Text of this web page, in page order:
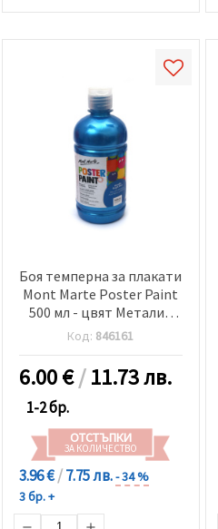
Боя темперна за плакати
Mont Marte Poster Paint
500 мл - цвят Металик
синьо ярко
Код: 846161
6.00€/11.73 лв.
1-2 бр.
ОТСТЪПКИ
ЗА КОЛИЧЕСТВО
3.96 €/7.75 лв.- 34 %
3 бр. +